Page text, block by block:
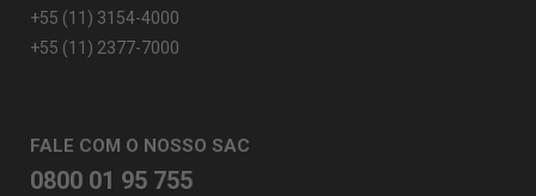
+55 (11) 3154-4000
+55 (11) 2377-7000
FALE COM O NOSSO SAC
0800 01 95 755